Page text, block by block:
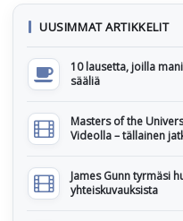
UUSIMMAT ARTIKKELIT
10 lausetta, joilla
sääliä
Masters of the
Videolla – tällainen
James Gunn tyrmäsi
yhteiskuvauksista